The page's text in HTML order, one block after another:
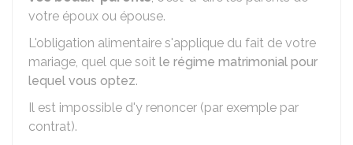
votre époux ou épouse.
L'obligation alimentaire s'applique du fait de votre
mariage, quel que soit le régime matrimonial pour
lequel vous optez.
Il est impossible d'y renoncer (par exemple par
contrat).